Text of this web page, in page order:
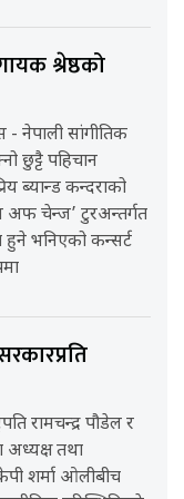
श्रेष्ठको
- नेपाली सांगीतिक
छुट्टै पहिचान
ब्यान्ड कन्दराको
अफ चेन्ज’ टुरअन्तर्गत
भनिएको कन्सर्ट
रामचन्द्र पौडेल र
तथा
केपी शर्मा ओलीबीच